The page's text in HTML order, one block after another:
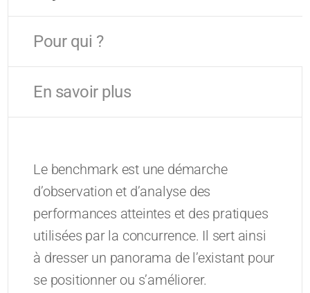
Pour qui ?
En savoir plus
Le benchmark est une démarche
d’observation et d’analyse des
performances atteintes et des pratiques
utilisées par la concurrence. Il sert ainsi
à dresser un panorama de l’existant pour
se positionner ou s’améliorer.